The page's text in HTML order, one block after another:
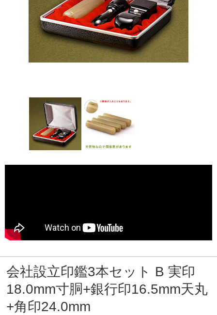
会社設立印鑑3本セット B 実印
18.0mm寸胴+銀行印16.5mm天丸
+角印24.0mm